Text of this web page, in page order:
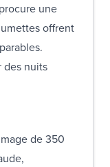
une
offrent
des nuits
de 350